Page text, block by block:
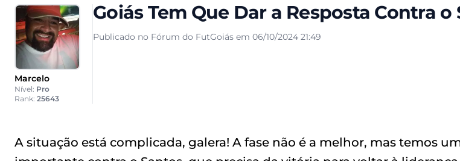
Marcelo
Nível: Pro
Rank: 25643
Goiás Tem Que Dar a Resposta Contra o
Publicado no Fórum do FutGoiás em 06/10/2024 21:49
A situação está complicada, galera! A fase não é a melhor, mas temos